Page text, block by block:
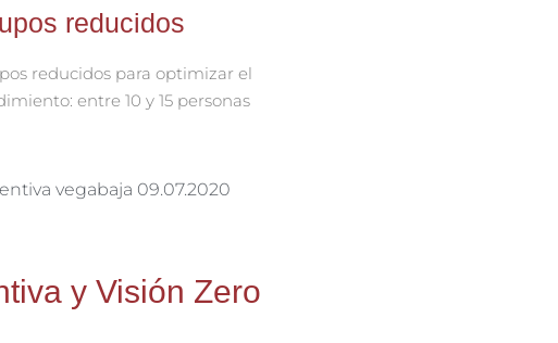
reducidos
reducidos para optimizar el
entre 10 y 15 personas
y Visión Zero